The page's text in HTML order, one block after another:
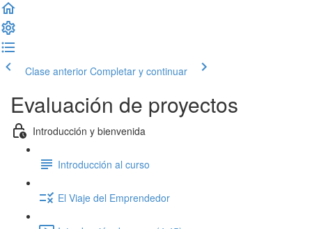
Clase anterior Completar y continuar
Evaluación de proyectos
Introducción y bienvenida
Introducción al curso
El Viaje del Emprendedor